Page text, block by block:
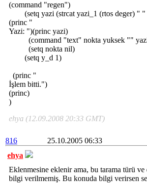
(command "regen")
(setq yazi (strcat yazi_1 (rtos deger) "
(princ "
Yazi: ")(princ yazi)
(command "text" nokta yuksek ""
(setq nokta nil)
(setq y_d 1)
(princ "
İşlem bitti.")
(princ)
)
ehya (12.09.2008 20:33 GMT)
816
25.10.2005 06:33
ehya
Eklenmesine eklenir ama, bu tarama türü
bilgi verilmemiş. Bu konuda bilgi verirsen